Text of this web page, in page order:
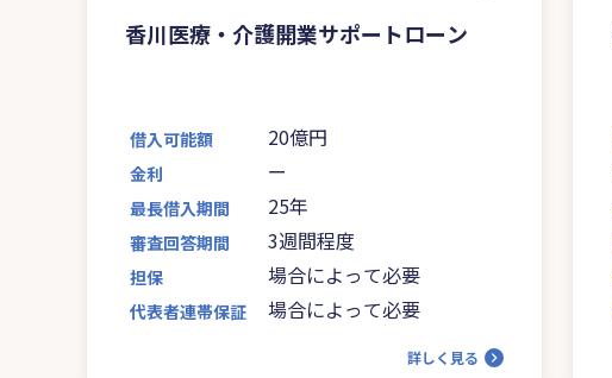
香川医療・介護開業サポートローン
借入可能額 20億円
金利 ー
最長借入期間 25年
審査回答期間 3週間程度
担保 場合によって必要
代表者連帯保証 場合によって必要
詳しく見る